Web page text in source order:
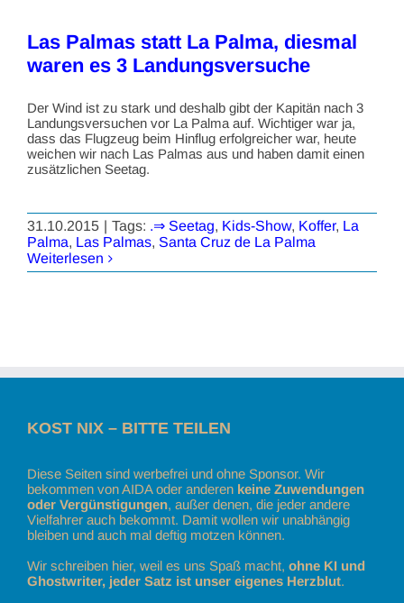
Las Palmas statt La Palma, diesmal
waren es 3 Landungsversuche
Der Wind ist zu stark und deshalb gibt der Kapitän nach 3
Landungsversuchen vor La Palma auf. Wichtiger war ja,
dass das Flugzeug beim Hinflug erfolgreicher war, heute
weichen wir nach Las Palmas aus und haben damit einen
zusätzlichen Seetag.
31.10.2015 | Tags: .⇒ Seetag, Kids-Show, Koffer, La
Palma, Las Palmas, Santa Cruz de La Palma
Weiterlesen
KOST NIX – BITTE TEILEN
Diese Seiten sind werbefrei und ohne Sponsor. Wir
bekommen von AIDA oder anderen keine Zuwendungen
oder Vergünstigungen, außer denen, die jeder andere
Vielfahrer auch bekommt. Damit wollen wir unabhängig
bleiben und auch mal deftig motzen können.
Wir schreiben hier, weil es uns Spaß macht, ohne KI und
Ghostwriter, jeder Satz ist unser eigenes Herzblut.